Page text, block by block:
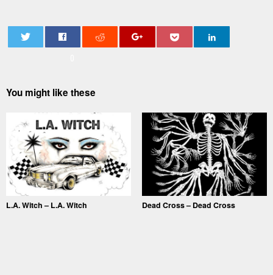
You might like these
L.A. Witch – L.A. Witch Dead Cross – Dead Cross